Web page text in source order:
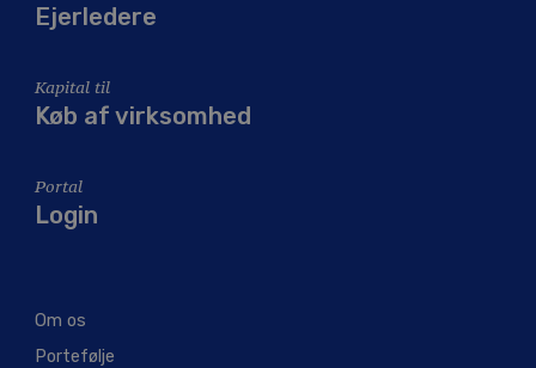
Ejerledere
Kapital til
Køb af virksomhed
Portal
Login
Om os
Portefølje